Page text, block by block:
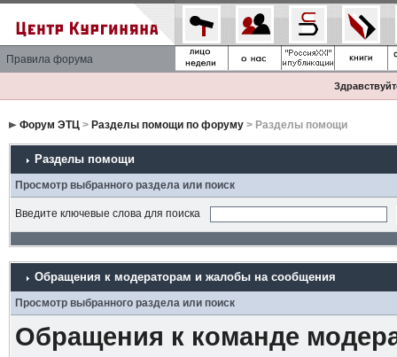
Правила форума
Форум ЭТЦ> Разделы помощи по форуму> Разделы помощи
Разделы помощи
Просмотр выбранного раздела или поиск
Введите ключевые слова для поиска
Обращения к модераторам и жалобы на сообщения
Просмотр выбранного раздела или поиск
Обращения к команде